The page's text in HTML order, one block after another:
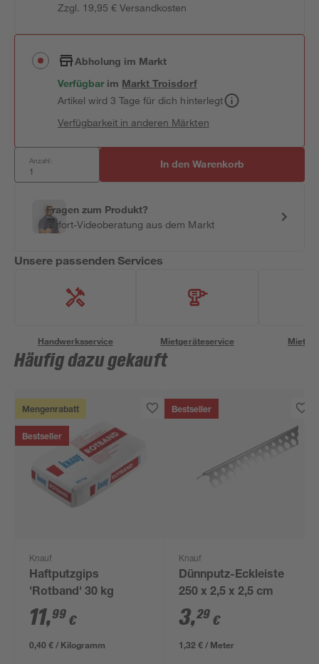
Zzgl. 19,95 € Versandkosten
Abholung im Markt
Verfügbar im MarktTroisdorf
Artikel wird 3 Tage für dich hinterlegt
Verfügbarkeit in anderen Märkten
Anzahl: In den Warenkorb
Fragen zum Produkt?
Sofort-Videoberatung aus dem Markt
Unsere passenden Services
Handwerksservice Mietgeräteservice
Häufig dazu gekauft
Mengenrabatt
Bestseller
Knauf
Haftputzgips
'Rotband' 30 kg
11,99 €
0,40 € / Kilogramm
Bestseller
Knauf
Dünnputz-Eckleiste
250 x 2,5 x 2,5 cm
3,29 €
1,32 € / Meter